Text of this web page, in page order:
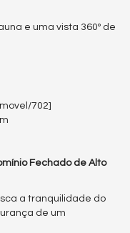
e uma vista 360º de
702]
Fechado de Alto
a tranquilidade do
de um